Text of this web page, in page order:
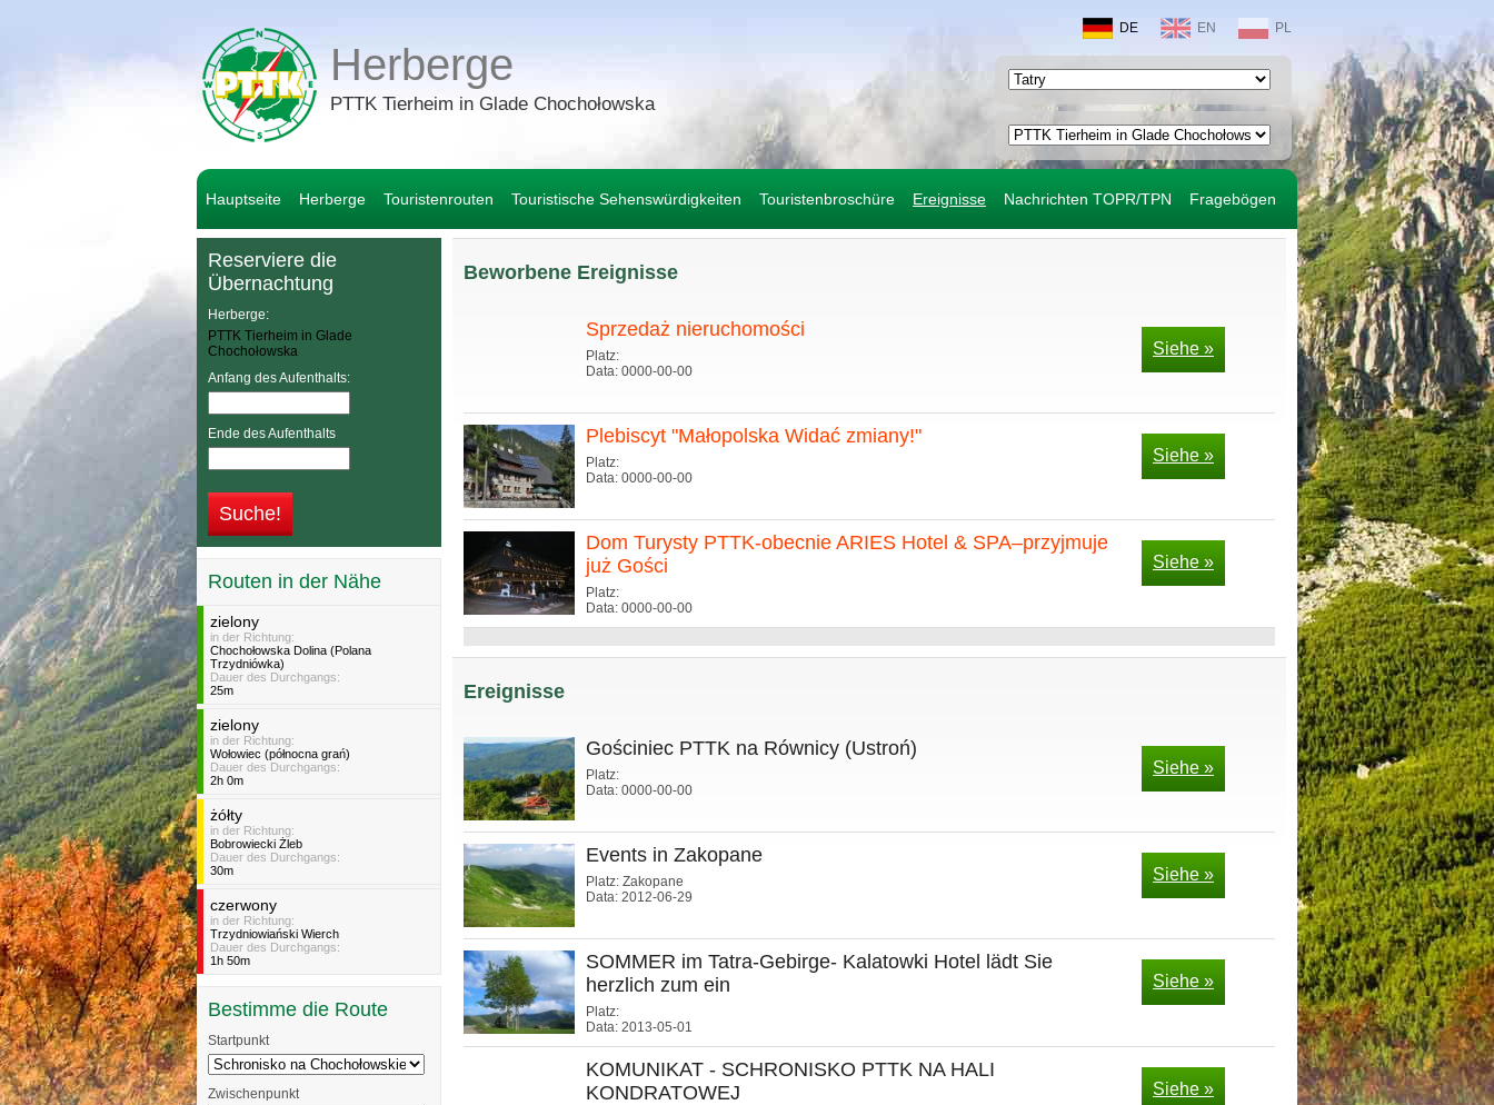
Herberge
PTTK Tierheim in Glade Chochołowska
PL
EN
DE
Hauptseite Herberge Touristenrouten Touristische Sehenswürdigkeiten Touristenbroschüre Ereignisse Nachrichten TOPR/TPN Fragebögen
Reserviere die
Übernachtung
Herberge:
PTTK Tierheim in Glade
Chochołowska
Anfang des Aufenthalts:
Ende des Aufenthalts
Routen in der Nähe
zielony
in der Richtung:
Chochołowska Dolina (Polana
Trzydniówka)
Dauer des Durchgangs:
25m
zielony
in der Richtung:
Wołowiec (północna grań)
Dauer des Durchgangs:
2h 0m
żółty
in der Richtung:
Bobrowiecki Żleb
Dauer des Durchgangs:
30m
czerwony
in der Richtung:
Trzydniowiański Wierch
Dauer des Durchgangs:
1h 50m
Bestimme die Route
Startpunkt
Zwischenpunkt
Beworbene Ereignisse
Sprzedaż nieruchomości
Platz:
Data: 0000-00-00
Siehe »
Plebiscyt "Małopolska Widać zmiany!"
Platz:
Data: 0000-00-00
Siehe »
Dom Turysty PTTK-obecnie ARIES Hotel & SPA–przyjmuje
już Gości
Platz:
Data: 0000-00-00
Siehe »
Ereignisse
Gościniec PTTK na Równicy (Ustroń)
Platz:
Data: 0000-00-00
Siehe »
Events in Zakopane
Platz: Zakopane
Data: 2012-06-29
Siehe »
SOMMER im Tatra-Gebirge- Kalatowki Hotel lädt Sie
herzlich zum ein
Platz:
Data: 2013-05-01
Siehe »
KOMUNIKAT - SCHRONISKO PTTK NA HALI
KONDRATOWEJ
Siehe »